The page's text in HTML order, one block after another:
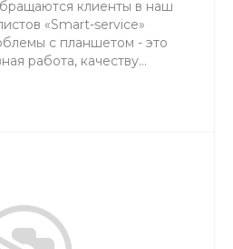
клиенты в наш
«Smart-service»
с планшетом - это
работа, качеству